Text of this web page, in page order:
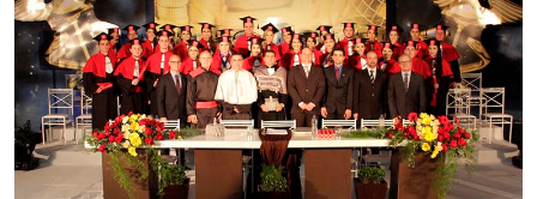
Cultura
CPA
Biblioteca